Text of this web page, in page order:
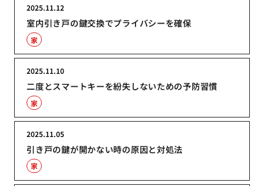
室内引き戸の鍵交換でプライバシーを確保
2025.11.12
家
二度とスマートキーを紛失しないための予防習慣
2025.11.10
家
引き戸の鍵が開かない時の原因と対処法
2025.11.05
家